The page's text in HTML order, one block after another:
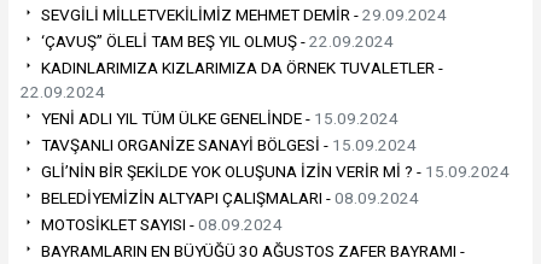
SEVGİLİ MİLLETVEKİLİMİZ MEHMET DEMİR -29.09.2024
‘ÇAVUŞ” ÖLELİ TAM BEŞ YIL OLMUŞ -22.09.2024
KADINLARIMIZA KIZLARIMIZA DA ÖRNEK TUVALETLER -
22.09.2024
YENİ ADLI YIL TÜM ÜLKE GENELİNDE - 15.09.2024
TAVŞANLI ORGANİZE SANAYİ BÖLGESİ - 15.09.2024
GLİ’NİN BİR ŞEKİLDE YOK OLUŞUNA İZİN VERİR Mİ ? - 15.09.2024
BELEDİYEMİZİN ALTYAPI ÇALIŞMALARI -08.09.2024
MOTOSİKLET SAYISI -08.09.2024
BAYRAMLARIN EN BÜYÜĞÜ 30 AĞUSTOS ZAFER BAYRAMI -